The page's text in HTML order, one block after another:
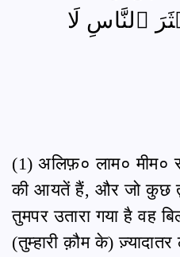
ٱلنَّاسِ لَا
(1) अलिफ़० लाम० मीम०
की आयतें हैं, और जो कुछ
तुमपर उतारा गया है वह
(तुम्हारी क़ौम के)